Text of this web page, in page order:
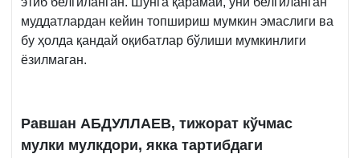
муддатлардан кейин топшириш мумкин эмаслиги ва
бу ҳолда қандай оқибатлар бўлиши мумкинлиги
ёзилмаган.
Равшан АБДУЛЛАЕВ, тижорат кўчмас
мулки мулкдори, якка тартибдаги